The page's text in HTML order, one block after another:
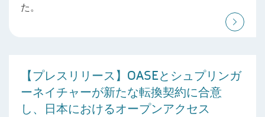
た。
【プレスリリース】OASEとシュプリンガ
ーネイチャーが新たな転換契約に合意
し、日本におけるオープンアクセス